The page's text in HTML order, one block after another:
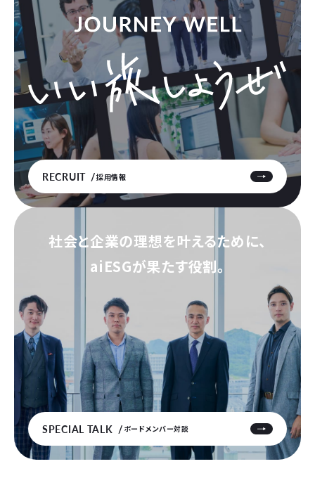
RECRUIT 採用情報
社会と企業の理想を叶えるために、
aiESGが果たす役割。
SPECIAL TALK ボードメンバー対談